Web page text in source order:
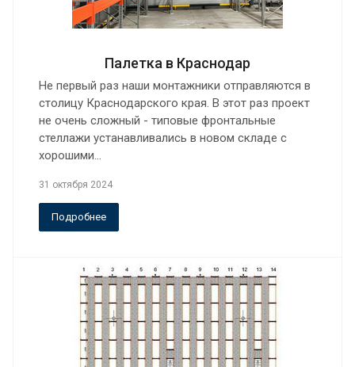
Палетка в Краснодар
Не первый раз наши монтажники отправляются в
столицу Краснодарского края. В этот раз проект
не очень сложный - типовые фронтальные
стеллажи устанавливались в новом складе с
хорошими…
31 октября 2024
Подробнее